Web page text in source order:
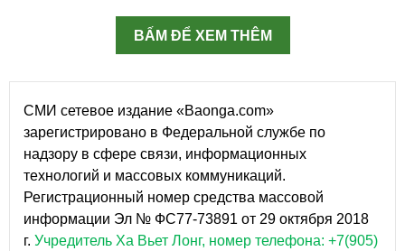
BẤM ĐỂ XEM THÊM
СМИ сетевое издание «Baonga.com»
зарегистрировано в Федеральной службе по
надзору в сфере связи, информационных
технологий и массовых коммуникаций.
Регистрационный номер средства массовой
информации Эл № ФС77-73891 от 29 октября 2018
г. Учредитель Ха Вьет Лонг, номер телефона: +7(905)